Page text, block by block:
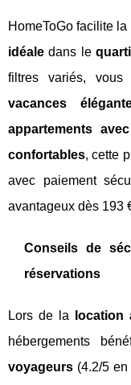
HomeToGo facilite
idéale dans le
filtres variés, vous
vacances
appartements
confortables, cette
avec paiement
avantageux dès 193
Conseils de
réservations
Lors de la location
hébergements
voyageurs (4.2/5